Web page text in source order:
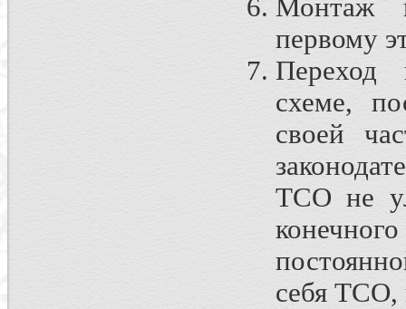
Монтаж
первому
Переход
схеме,
своей
ТСО не
себя ТСО,